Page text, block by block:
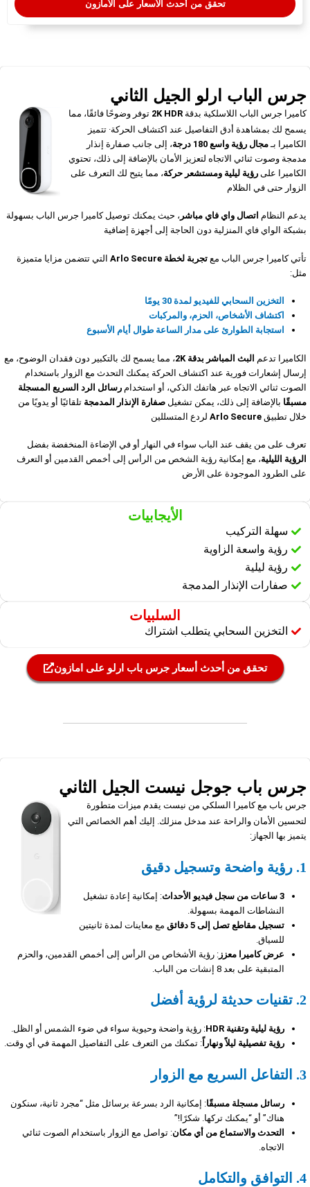
تحقق من أحدث الأسعار على الأمازون
جرس الباب ارلو الجيل الثاني​
كاميرا جرس الباب اللاسلكية بدقة 2K HDR توفر وضوحًا فائقًا، مما
يسمح لك بمشاهدة أدق التفاصيل عند اكتشاف الحركة· تتميز
الكاميرا بـ مجال رؤية واسع 180 درجة
، إلى جانب صفارة إنذار
مدمجة وصوت ثنائي الاتجاه لتعزيز الأمان بالإضافة إلى ذلك، تحتوي
الكاميرا على رؤية ليلية ومستشعر حركة، مما يتيح لك التعرف على
الزوار حتى في الظلام
يدعم النظام اتصال واي فاي مباشر ، حيث يمكنك توصيل كاميرا جرس الباب بسهولة
بشبكة الواي فاي المنزلية دون الحاجة إلى أجهزة إضافية
تأتي كاميرا جرس الباب مع تجربة لخطة Arlo Secure
التي تتضمن مزايا متميزة
مثل:
التخزين السحابي للفيديو لمدة 30 يومًا
اكتشاف الأشخاص، الحزم، والمركبات
استجابة الطوارئ على مدار الساعة طوال أيام الأسبوع
الكاميرا تدعم البث المباشر بدقة 2K
، مما يسمح لك بالتكبير دون فقدان الوضوح، مع
إرسال إشعارات فورية عند اكتشاف الحركة يمكنك التحدث مع الزوار باستخدام
الصوت ثنائي الاتجاه عبر هاتفك الذكي، أو استخدام رسائل الرد السريع المسجلة
مسبقًا بالإضافة إلى ذلك، يمكن تشغيل صفارة الإنذار المدمجة تلقائيًا أو يدويًا من
خلال تطبيق Arlo Secure لردع المتسللين
تعرف على من يقف عند الباب سواء في النهار أو في الإضاءة المنخفضة بفضل
الرؤية الليلية، مع إمكانية رؤية الشخص من الرأس إلى أخمص القدمين أو التعرف
على الطرود الموجودة على الأرض
الأيجابيات
سهلة التركيب
رؤية واسعة الزاوية
رؤية ليلية
صفارات الإنذار المدمجة
السلبيات
التخزين السحابي يتطلب اشتراك
تحقق من أحدث أسعار جرس باب ارلو على امازون
جرس باب جوجل نيست الجيل الثاني​
جرس باب مع كاميرا السلكي من نيست يقدم ميزات متطورة
لتحسين الأمان والراحة عند مدخل منزلك. إليك أهم الخصائص التي
يتميز بها الجهاز:
1. رؤية واضحة وتسجيل دقيق
3 ساعات من سجل فيديو الأحداث
: إمكانية إعادة تشغيل
النشاطات المهمة بسهولة.
تسجيل مقاطع تصل إلى 5 دقائق
مع معاينات لمدة ثانيتين
للسياق.
عرض كاميرا معزز: رؤية الأشخاص من الرأس إلى أخمص القدمين، والحزم
المتبقية على بعد 8 إنشات من الباب.
2. تقنيات حديثة لرؤية أفضل
رؤية ليلية وتقنية HDR
: رؤية واضحة وحيوية سواء في ضوء الشمس أو الظل.
رؤية تفصيلية ليلاً ونهاراً: تمكنك من التعرف على التفاصيل المهمة في أي وقت.
3. التفاعل السريع مع الزوار
رسائل مسجلة مسبقًا: إمكانية الرد بسرعة برسائل مثل “مجرد ثانية، سنكون
هناك” أو “يمكنك تركها. شكرًا!”
التحدث والاستماع من أي مكان: تواصل مع الزوار باستخدام الصوت ثنائي
الاتجاه.
4. التوافق والتكامل